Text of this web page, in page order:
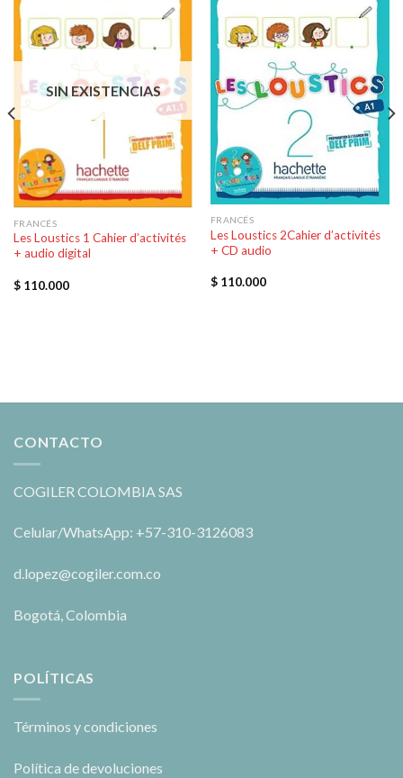
SIN EXISTENCIAS
FRANCÉS
Les Loustics 1 Cahier d’activités
+ audio digital
$110.000
FRANCÉS
Les Loustics 2Cahier d’activités
+ CD audio
$110.000
CONTACTO
COGILER COLOMBIA SAS
Celular/WhatsApp: +57-310-3126083
d.lopez@cogiler.com.co
Bogotá, Colombia
POLÍTICAS
Términos y condiciones
Política de devoluciones